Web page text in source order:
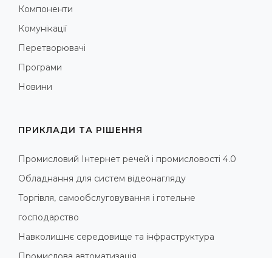
Компоненти
Комунікації
Перетворювачі
Програми
Новини
ПРИКЛАДИ ТА РІШЕННЯ
Промисловий Інтернет речей і промисловості 4.0
Обладнання для систем відеонагляду
Торгівля, самообслуговування і готельне
господарство
Навколишнє середовище та інфраструктура